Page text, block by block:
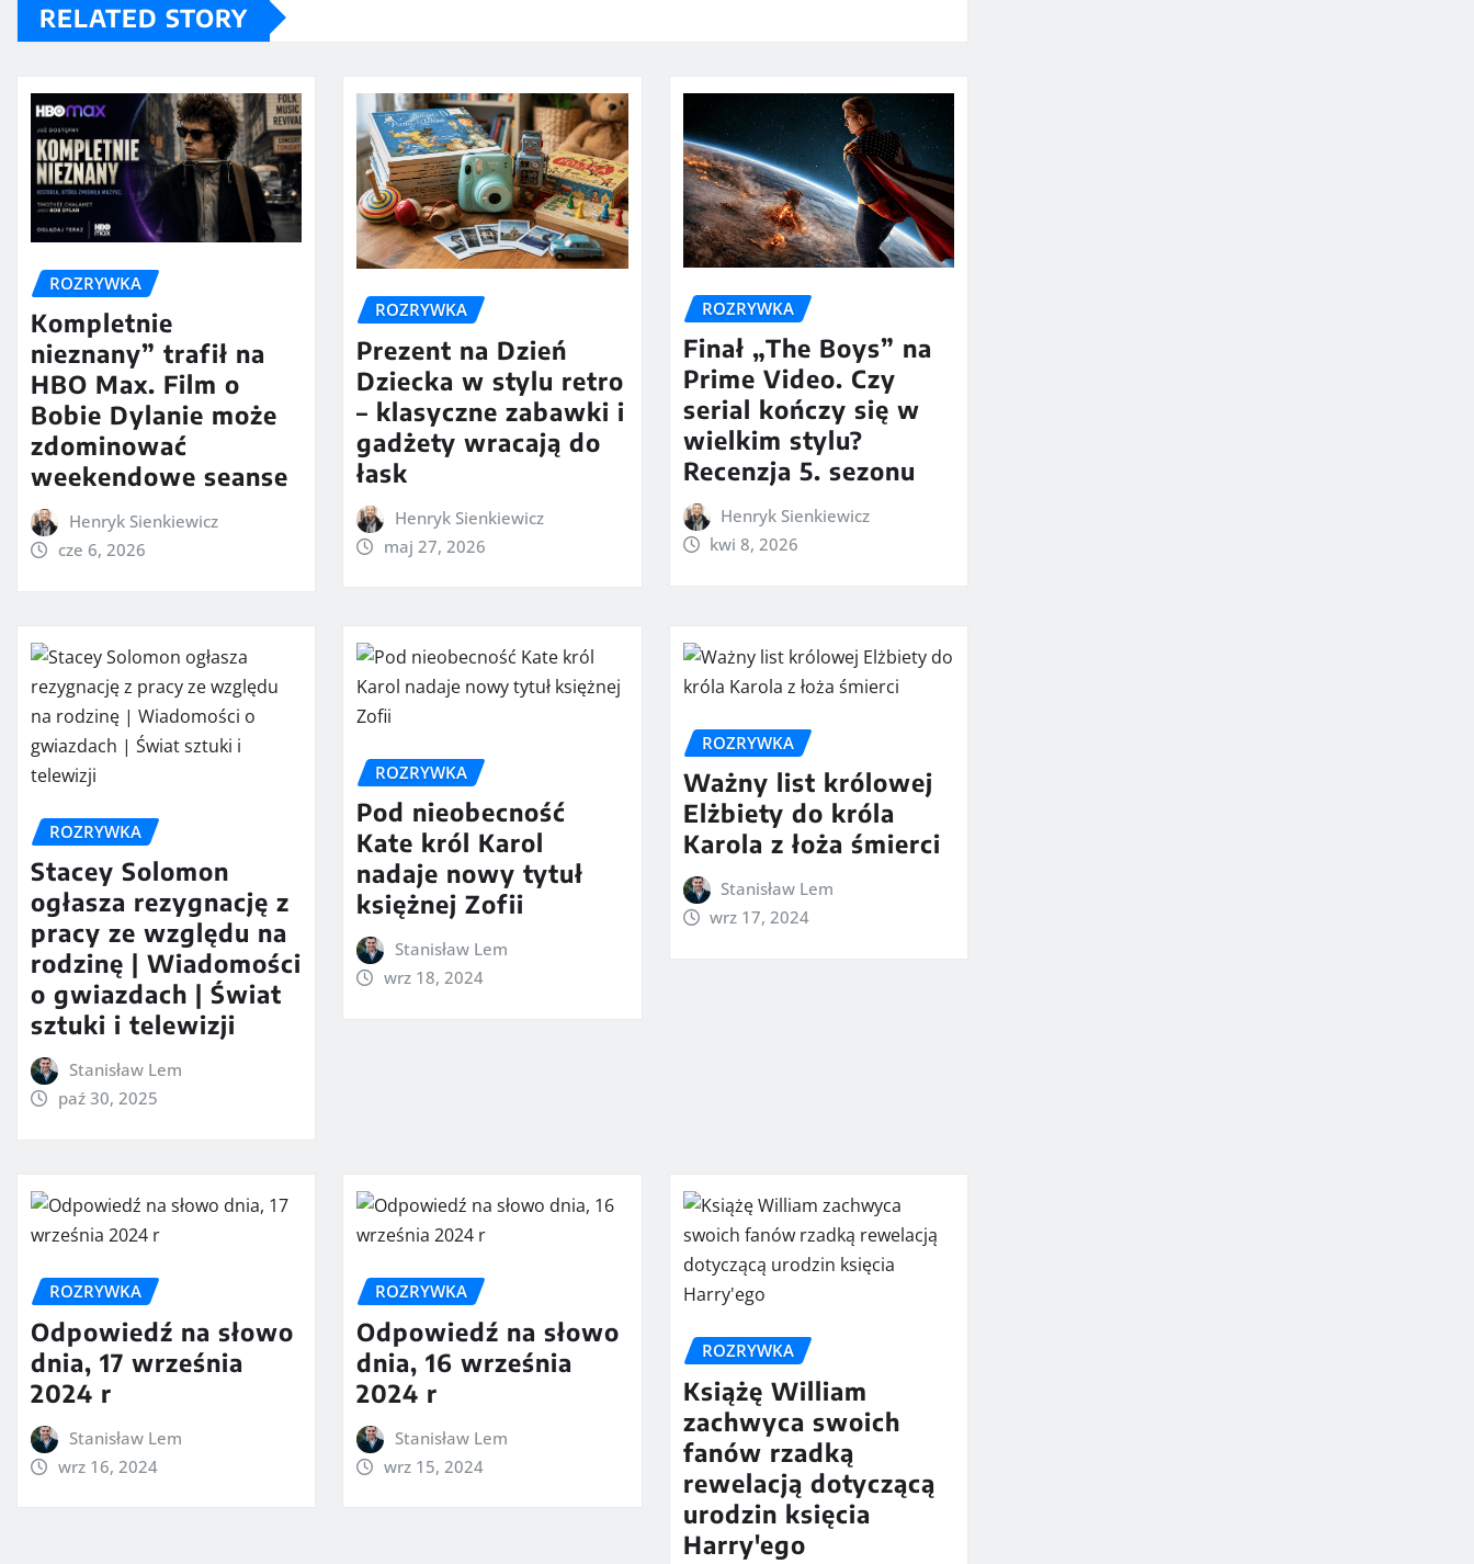
RELATED STORY
ROZRYWKA
Kompletnie
nieznany” trafił na
HBO Max. Film o
Bobie Dylanie może
zdominować
weekendowe seanse
Henryk Sienkiewicz
cze 6, 2026
ROZRYWKA
Prezent na Dzień
Dziecka w stylu retro
– klasyczne zabawki i
gadżety wracają do
łask
Henryk Sienkiewicz
maj 27, 2026
ROZRYWKA
Finał „The Boys” na
Prime Video. Czy
serial kończy się w
wielkim stylu?
Recenzja 5. sezonu
Henryk Sienkiewicz
kwi 8, 2026
ROZRYWKA
Stacey Solomon
ogłasza rezygnację z
pracy ze względu na
rodzinę | Wiadomości
o gwiazdach | Świat
sztuki i telewizji
Stanisław Lem
paź 30, 2025
ROZRYWKA
Pod nieobecność
Kate król Karol
nadaje nowy tytuł
księżnej Zofii
Stanisław Lem
wrz 18, 2024
ROZRYWKA
Ważny list królowej
Elżbiety do króla
Karola z łoża śmierci
Stanisław Lem
wrz 17, 2024
ROZRYWKA
Odpowiedź na słowo
dnia, 17 września
2024 r
Stanisław Lem
wrz 16, 2024
ROZRYWKA
Odpowiedź na słowo
dnia, 16 września
2024 r
Stanisław Lem
wrz 15, 2024
ROZRYWKA
Książę William
zachwyca swoich
fanów rzadką
rewelacją dotyczącą
urodzin księcia
Harry'ego